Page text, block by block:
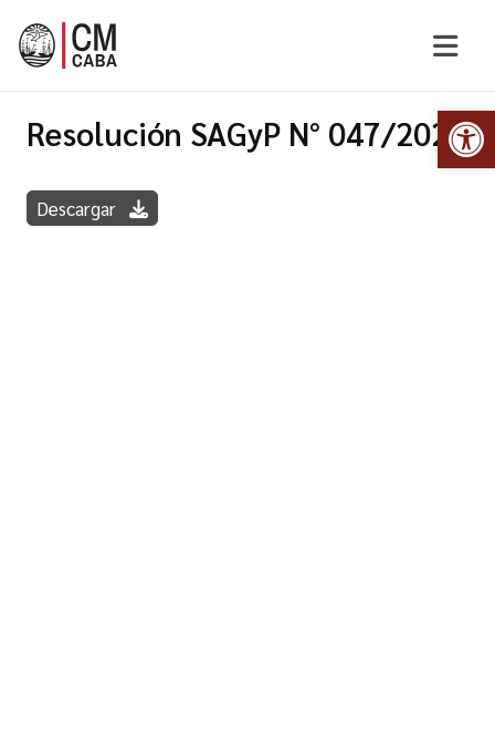
Resolución SAGyP N° 047/2020
Descargar